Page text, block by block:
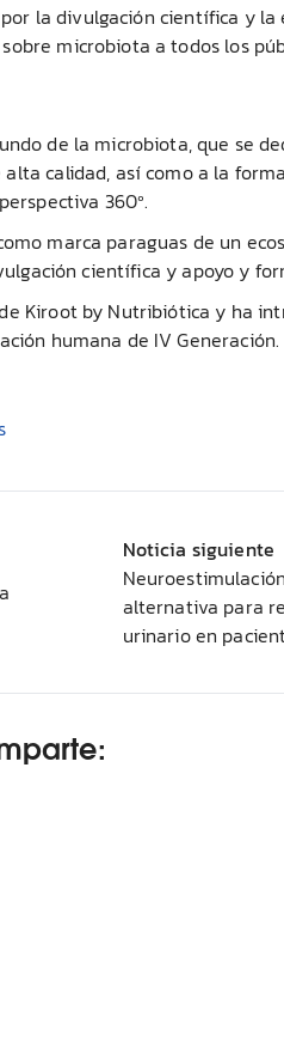
la divulgación científica y la
microbiota a todos los
de la microbiota, que se
calidad, así como a la
360º.
marca paraguas de un
científica y apoyo y
Kiroot by Nutribiótica y ha
humana de IV Generación.
Noticia siguiente
alternativa para
urinario en